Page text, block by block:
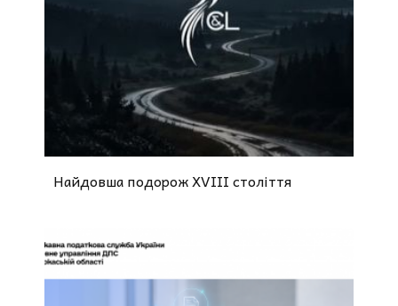
Найдовша подорож XVIII століття